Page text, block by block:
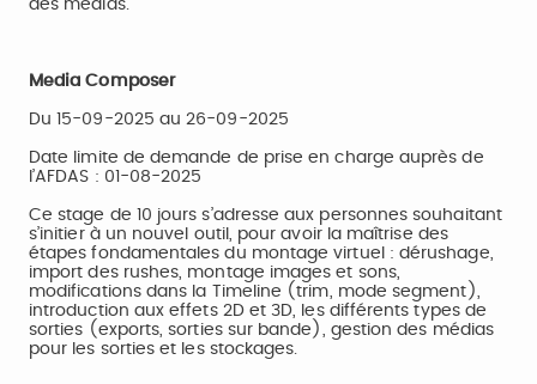
des médias.
Media Composer
Du 15-09-2025 au 26-09-2025
Date limite de demande de prise en charge auprès de
l’AFDAS : 01-08-2025
Ce stage de 10 jours s’adresse aux personnes souhaitant
s’initier à un nouvel outil, pour avoir la maîtrise des
étapes fondamentales du montage virtuel : dérushage,
import des rushes, montage images et sons,
modifications dans la Timeline (trim, mode segment),
introduction aux effets 2D et 3D, les différents types de
sorties (exports, sorties sur bande), gestion des médias
pour les sorties et les stockages.